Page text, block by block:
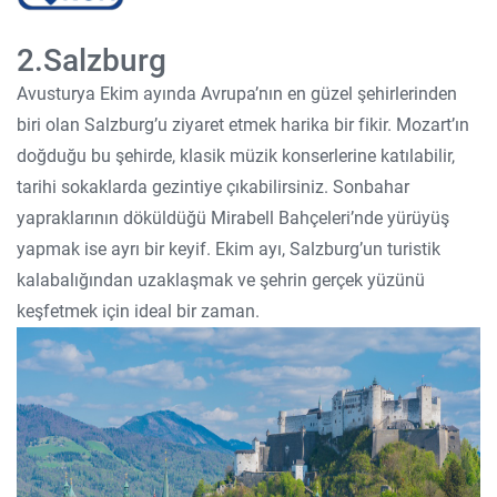
2.Salzburg
Avusturya Ekim ayında Avrupa’nın en güzel şehirlerinden
biri olan Salzburg’u ziyaret etmek harika bir fikir. Mozart’ın
doğduğu bu şehirde, klasik müzik konserlerine katılabilir,
tarihi sokaklarda gezintiye çıkabilirsiniz. Sonbahar
yapraklarının döküldüğü Mirabell Bahçeleri’nde yürüyüş
yapmak ise ayrı bir keyif. Ekim ayı, Salzburg’un turistik
kalabalığından uzaklaşmak ve şehrin gerçek yüzünü
keşfetmek için ideal bir zaman.